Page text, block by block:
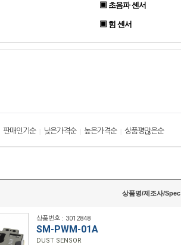
▣ 초음파 센서
▣ 힘 센서
판매인기순| 낮은가격순| 높은가격순| 상품평많은순
상품명/제조사/Spec
상품번호 : 3012848
SM-PWM-01A
DUST SENSOR